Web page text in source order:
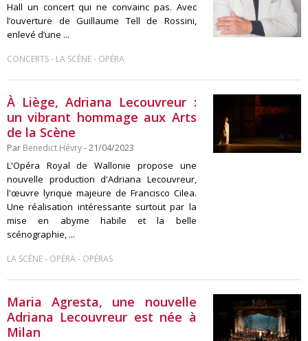
Hall un concert qui ne convainc pas. Avec
l’ouverture de Guillaume Tell de Rossini,
enlevé d’une ...
CONCERTS- LA SCÈNE- OPÉRA
À Liège, Adriana Lecouvreur :
un vibrant hommage aux Arts
de la Scène
Par Benedict Hévry- 21/04/2023
L'Opéra Royal de Wallonie propose une
nouvelle production d'Adriana Lecouvreur,
l'œuvre lyrique majeure de Francisco Cilea.
Une réalisation intéressante surtout par la
mise en abyme habile et la belle
scénographie, ...
LA SCÈNE- OPÉRA- OPÉRAS
Maria Agresta, une nouvelle
Adriana Lecouvreur est née à
Milan